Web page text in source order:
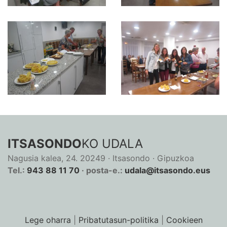
ITSASONDOKO UDALA
Nagusia kalea, 24. 20249 · Itsasondo · Gipuzkoa
Tel.: 943 88 11 70 · posta-e.: udala@itsasondo.eus
Lege oharra Pribatutasun-politika
Cookieen